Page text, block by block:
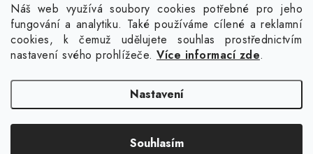
Náš web využívá soubory cookies potřebné pro jeho
fungování a analytiku. Také používáme cílené a reklamní
cookies, k čemuž udělujete souhlas prostřednictvím
nastavení svého prohlížeče. Více informací zde.
Nastavení
Souhlasím
Facebook Kontakt Jak nakupovat
Poptávka potisku textilu
Akce a slevy GDPR + cookies Obchodní podmínky
Doprava
Copyright 2026Colordot.cz. Všechna práva vyhrazena.Upravit nastavení
cookies